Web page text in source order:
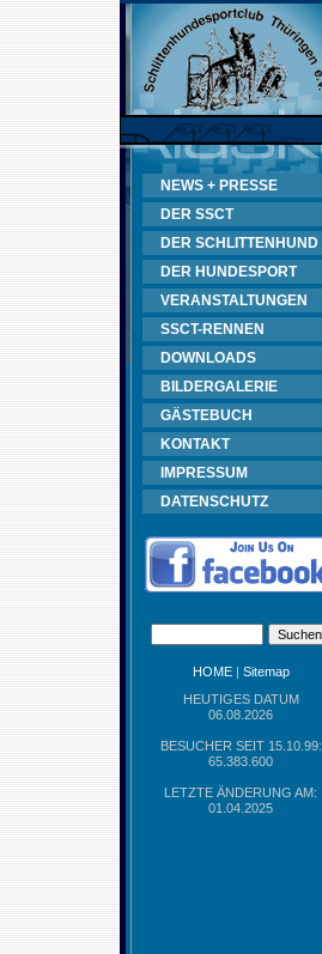
NEWS + PRESSE
DER SSCT
DER SCHLITTENHUND
DER HUNDESPORT
VERANSTALTUNGEN
SSCT-RENNEN
DOWNLOADS
BILDERGALERIE
GÄSTEBUCH
KONTAKT
IMPRESSUM
DATENSCHUTZ
HOME| Sitemap
HEUTIGES DATUM
06.08.2026
BESUCHER SEIT 15.10.99:
65.383.600
LETZTE ÄNDERUNG AM:
01.04.2025